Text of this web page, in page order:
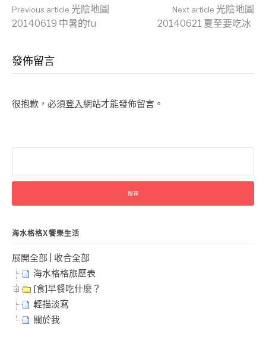
Continue
Reading
Previous article 光陰地圖
20140619 中暑的fu
Next article 光陰地圖
20140621 夏至要吃冰
發佈留言
很抱歉，必須登入網站才能發佈留言。
關
字:
海水格格X饗樂生活
展開全部
收合全部
海水格格旅歷表
[食]早餐吃什麼？
輕描淡寫
關於我